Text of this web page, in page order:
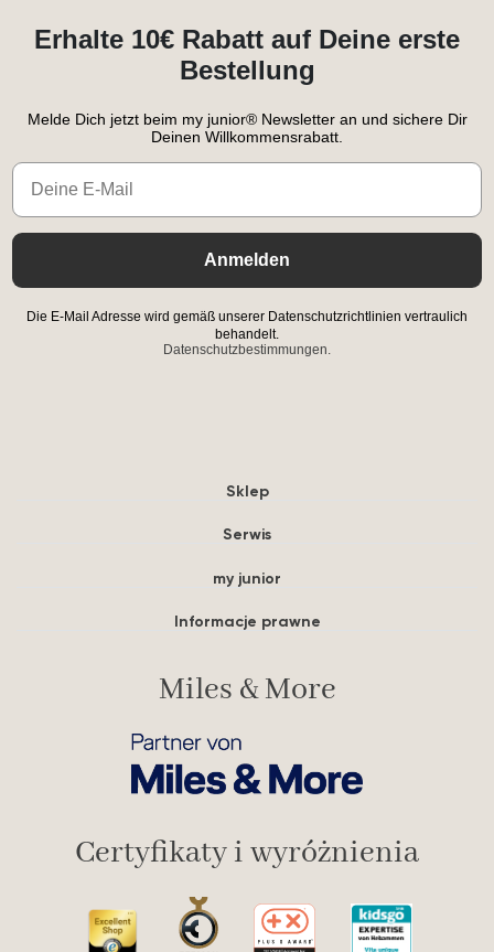
Erhalte 10€ Rabatt auf Deine erste
Bestellung
Melde Dich jetzt beim my junior® Newsletter an und sichere Dir
Deinen Willkommensrabatt.
Email
Anmelden
Die E-Mail Adresse wird gemäß unserer Datenschutzrichtlinien vertraulich
behandelt.
Datenschutzbestimmungen.
Sklep
Serwis
my junior
Informacje prawne
Miles & More
Certyfikaty i wyróżnienia